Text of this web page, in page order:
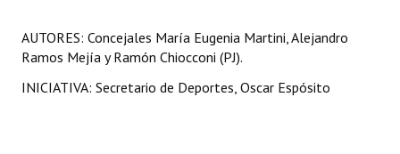
Reconocimientos - Registro
Bariloche, Municipio intercultural
AUTORES: Concejales María Eugenia Martini, Alejandro
Ramos Mejía y Ramón Chiocconi (PJ).
INICIATIVA: Secretario de Deportes, Oscar Espósito